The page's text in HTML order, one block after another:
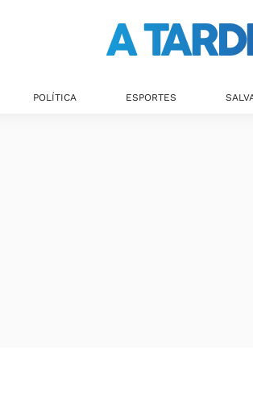
POLÍTICA ESPORTES